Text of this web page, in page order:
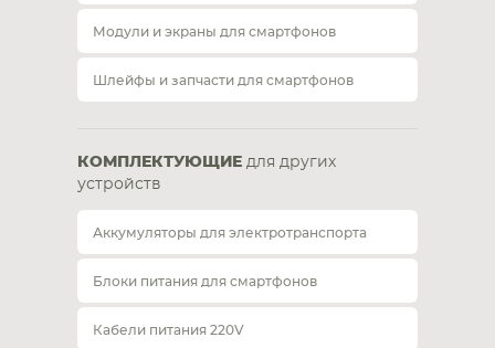
Модули и экраны для смартфонов
Шлейфы и запчасти для смартфонов
КОМПЛЕКТУЮЩИЕ для других
устройств
Аккумуляторы для электротранспорта
Блоки питания для смартфонов
Кабели питания 220V